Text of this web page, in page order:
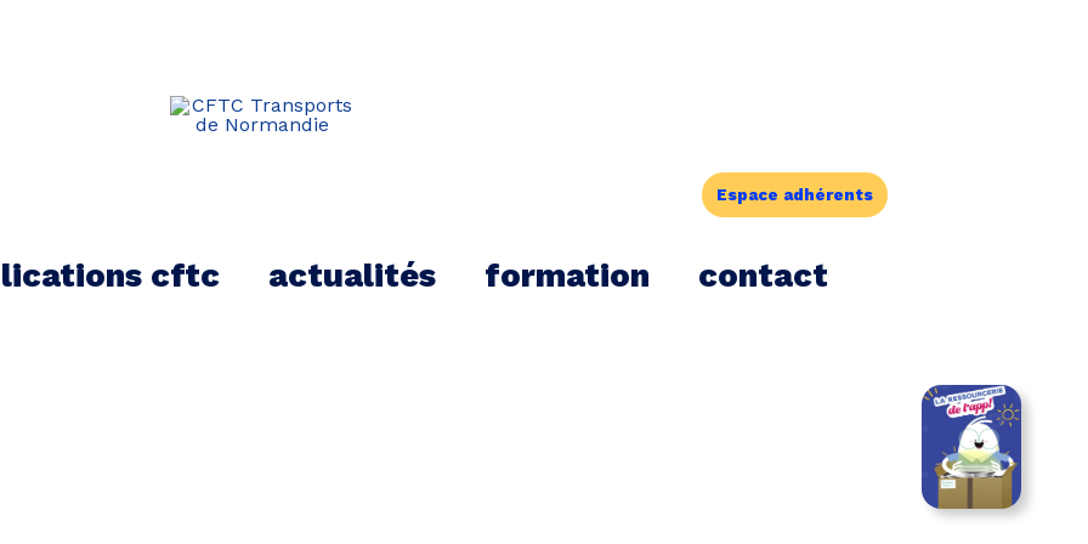
Espace adhérents
cftc actualités formation contact